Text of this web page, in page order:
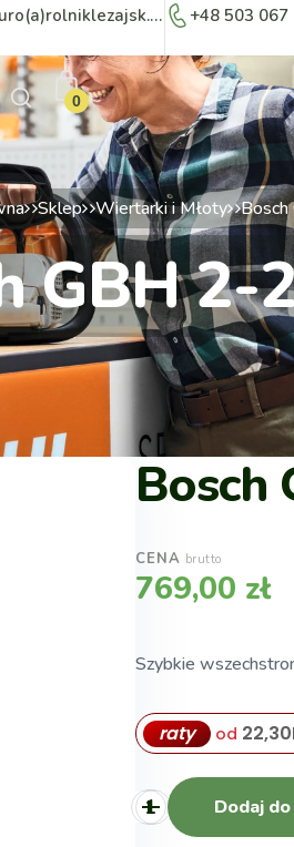
biuro(a)rolniklezajsk.pl +48 503 067
0
Sklep Wiertarki i Młoty
GBH 2-
Bosch
CENA brutto
769,00 zł
Szybkie
raty od 22,30
Dodaj